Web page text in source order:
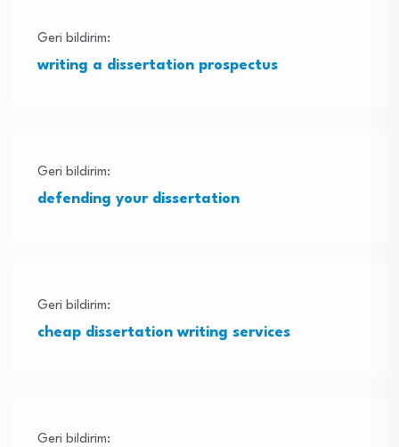
Geri bildirim:
writing a dissertation prospectus
Geri bildirim:
defending your dissertation
Geri bildirim:
cheap dissertation writing services
Geri bildirim: